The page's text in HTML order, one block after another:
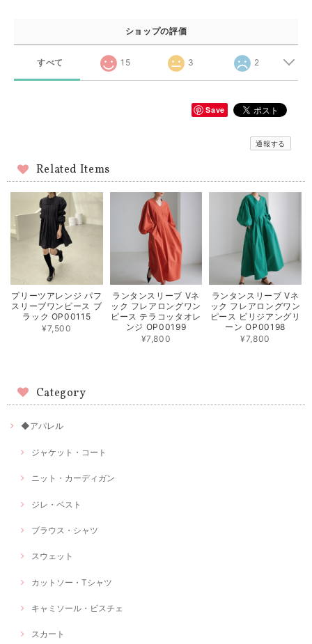
ショップの評価
すべて 15 3 2
Save
通報する
Related Items
プリーツアレンジ パフ
スリーブワンピース ブ
ラック OP00115
¥7,500
ランタンスリーブ Vネ
ック フレアロングワン
ピース テラコッタオレ
ンジ OP00199
¥7,800
ランタンスリーブ Vネ
ック フレアロングワン
ピース ビリジアングリ
ーン OP00198
¥7,800
Category
◆アパレル
ジャケット・コート
ニット・カーディガン
ジレ・ベスト
ブラウス・シャツ
スウェット
カットソー・Tシャツ
キャミソール・ビスチェ
スカート